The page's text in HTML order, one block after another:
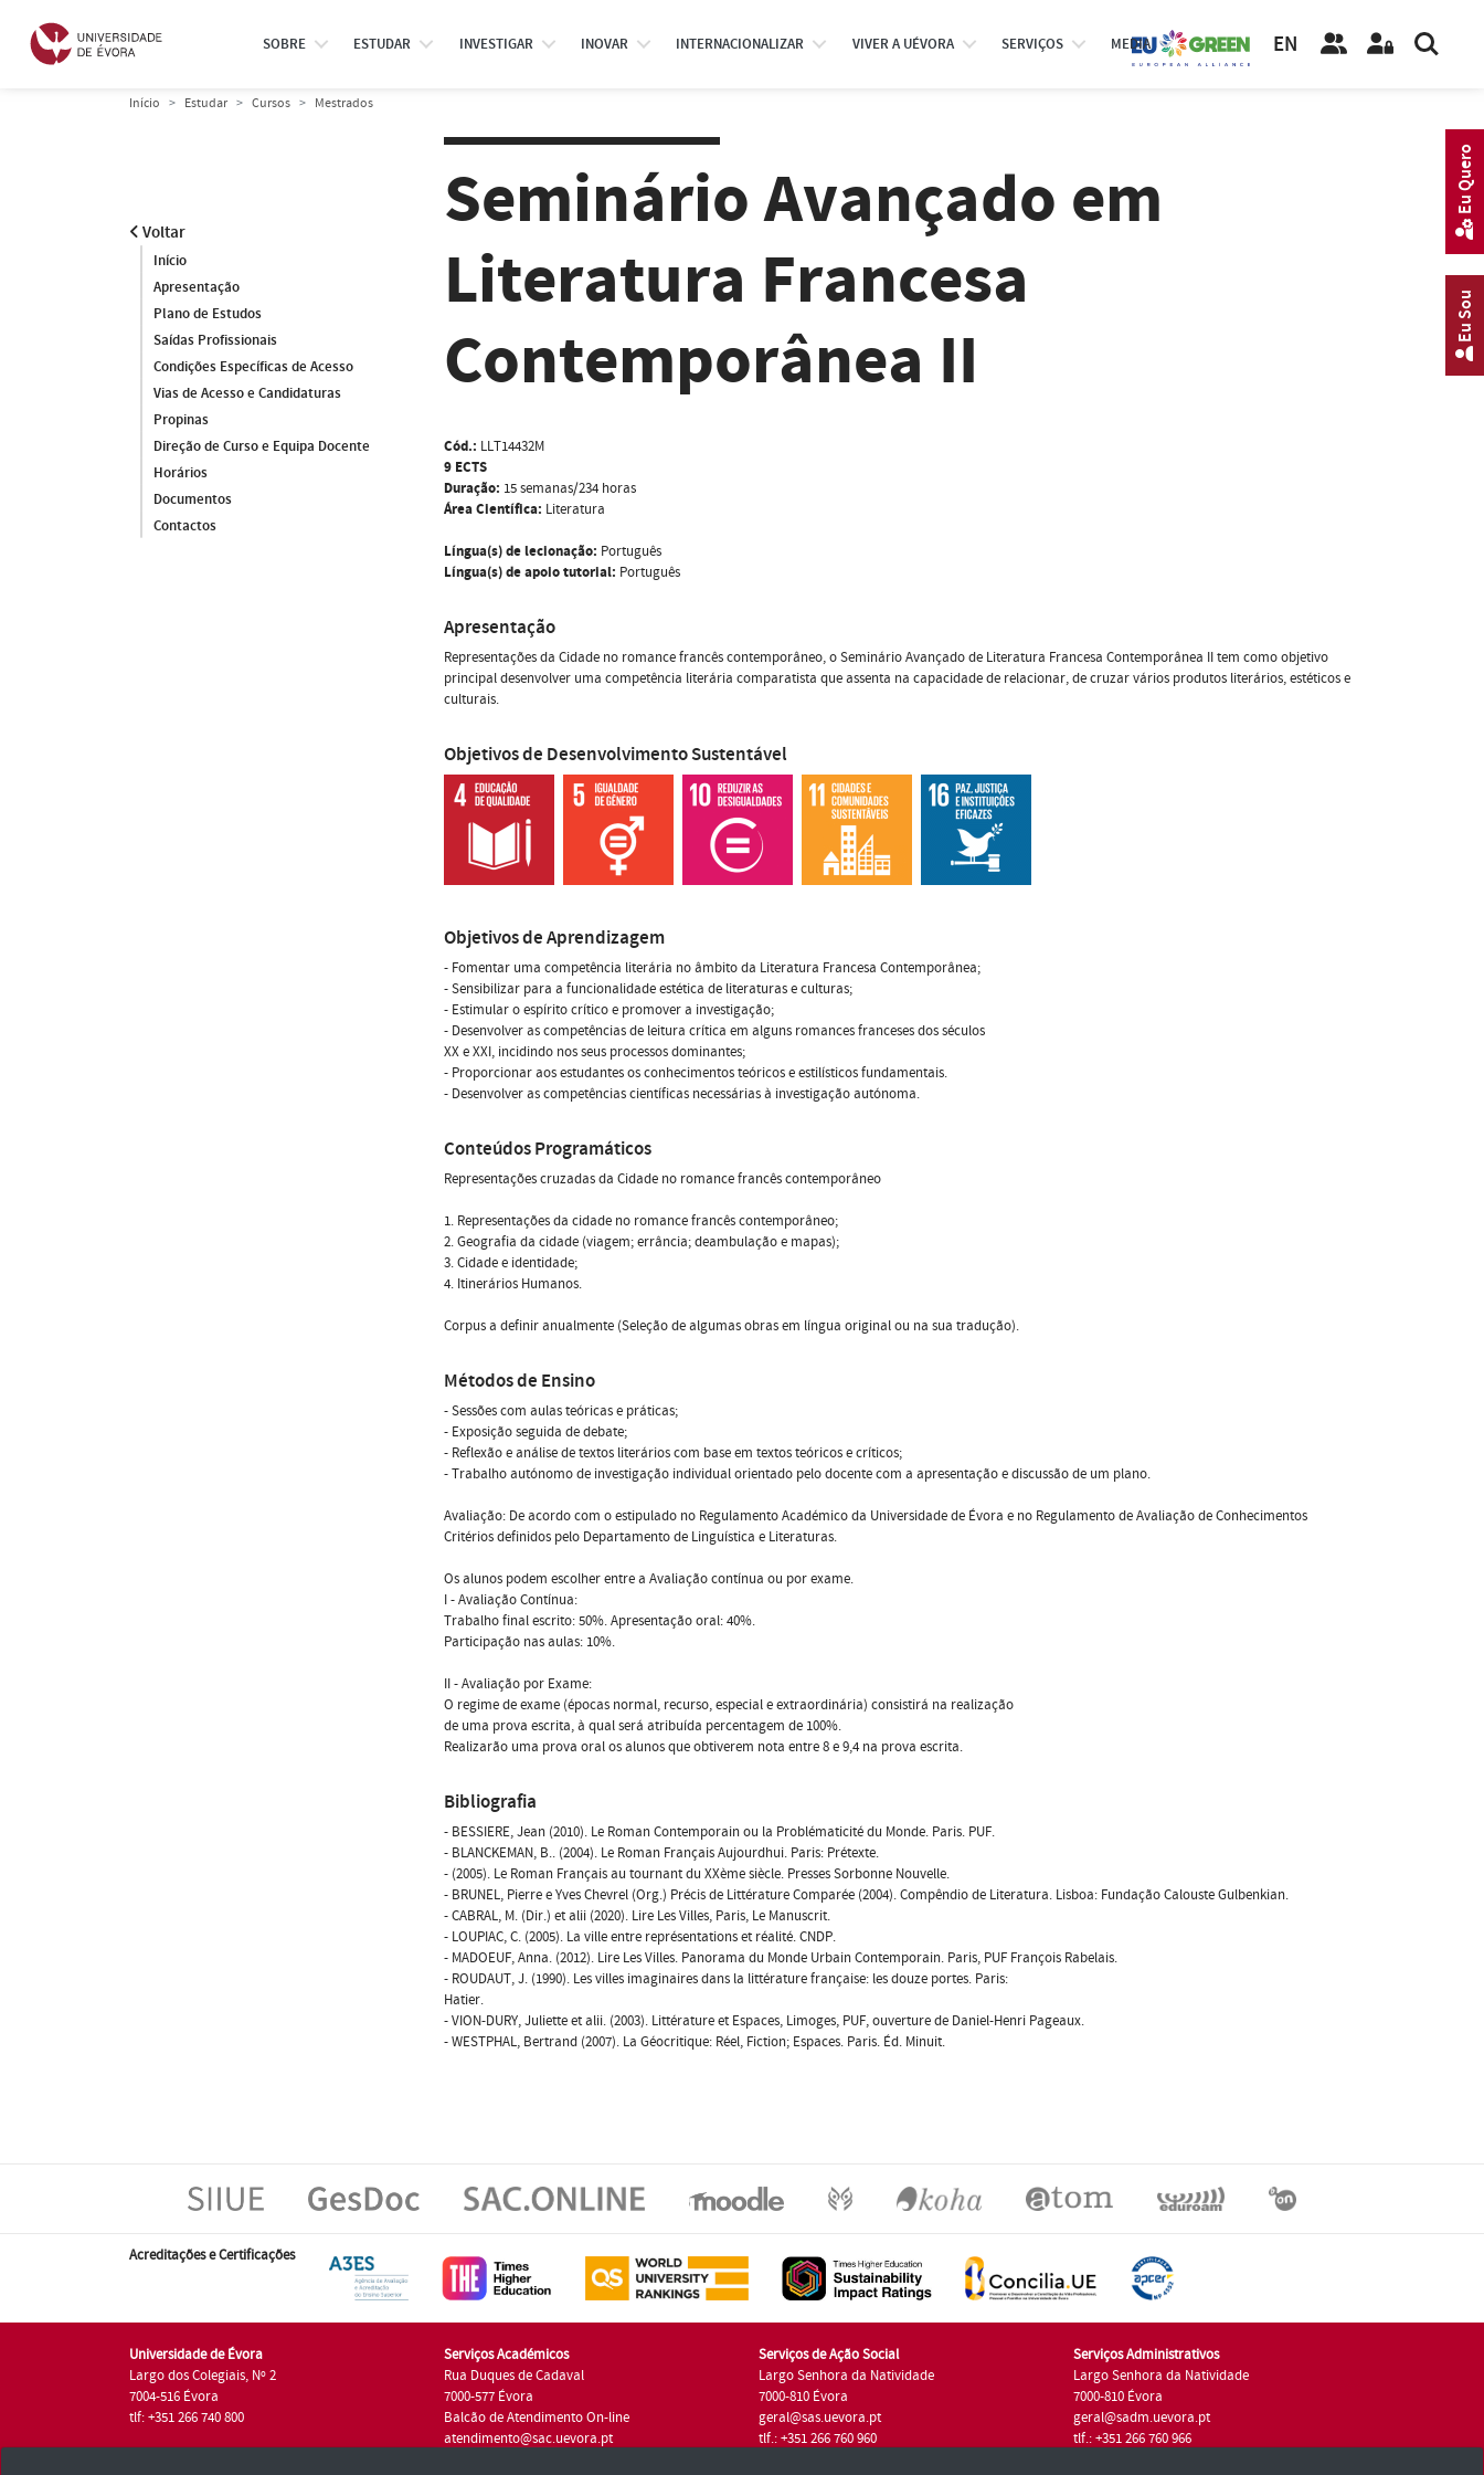
SOBRE ESTUDAR INVESTIGAR INOVAR INTERNACIONALIZAR VIVER A UÉVORA SERVIÇOS MEDIA EN
Início Estudar Cursos Mestrados
Voltar
Início
Apresentação
Plano de Estudos
Saídas Profissionais
Condições Específicas de Acesso
Vias de Acesso e Candidaturas
Propinas
Direção de Curso e Equipa Docente
Horários
Documentos
Contactos
Seminário Avançado em
Literatura Francesa
Contemporânea II
Cód.: LLT14432M
9 ECTS
Duração: 15 semanas/234 horas
Área Científica: Literatura
Língua(s) de lecionação: Português
Língua(s) de apoio tutorial: Português
Apresentação
Representações da Cidade no romance francês contemporâneo, o Seminário Avançado de Literatura Francesa Contemporânea II tem como objetivo
principal desenvolver uma competência literária comparatista que assenta na capacidade de relacionar, de cruzar vários produtos literários, estéticos e
culturais.
Objetivos de Desenvolvimento Sustentável
Objetivos de Aprendizagem
- Fomentar uma competência literária no âmbito da Literatura Francesa Contemporânea;
- Sensibilizar para a funcionalidade estética de literaturas e culturas;
- Estimular o espírito crítico e promover a investigação;
- Desenvolver as competências de leitura crítica em alguns romances franceses dos séculos
XX e XXI, incidindo nos seus processos dominantes;
- Proporcionar aos estudantes os conhecimentos teóricos e estilísticos fundamentais.
- Desenvolver as competências científicas necessárias à investigação autónoma.
Conteúdos Programáticos
Representações cruzadas da Cidade no romance francês contemporâneo
1. Representações da cidade no romance francês contemporâneo;
2. Geografia da cidade (viagem; errância; deambulação e mapas);
3. Cidade e identidade;
4. Itinerários Humanos.
Corpus a definir anualmente (Seleção de algumas obras em língua original ou na sua tradução).
Métodos de Ensino
- Sessões com aulas teóricas e práticas;
- Exposição seguida de debate;
- Reflexão e análise de textos literários com base em textos teóricos e críticos;
- Trabalho autónomo de investigação individual orientado pelo docente com a apresentação e discussão de um plano.
Avaliação: De acordo com o estipulado no Regulamento Académico da Universidade de Évora e no Regulamento de Avaliação de Conhecimentos 
Critérios definidos pelo Departamento de Linguística e Literaturas.
Os alunos podem escolher entre a Avaliação contínua ou por exame.
I - Avaliação Contínua:
Trabalho final escrito: 50%. Apresentação oral: 40%.
Participação nas aulas: 10%.
II - Avaliação por Exame:
O regime de exame (épocas normal, recurso, especial e extraordinária) consistirá na realização
de uma prova escrita, à qual será atribuída percentagem de 100%.
Realizarão uma prova oral os alunos que obtiverem nota entre 8 e 9,4 na prova escrita.
Bibliografia
- BESSIERE, Jean (2010). Le Roman Contemporain ou la Problématicité du Monde. Paris. PUF.
- BLANCKEMAN, B.. (2004). Le Roman Français Aujourdhui. Paris: Prétexte.
- (2005). Le Roman Français au tournant du XXème siècle. Presses Sorbonne Nouvelle.
- BRUNEL, Pierre e Yves Chevrel (Org.) Précis de Littérature Comparée (2004). Compêndio de Literatura. Lisboa: Fundação Calouste Gulbenkian.
- CABRAL, M. (Dir.) et alii (2020). Lire Les Villes, Paris, Le Manuscrit.
- LOUPIAC, C. (2005). La ville entre représentations et réalité. CNDP.
- MADOEUF, Anna. (2012). Lire Les Villes. Panorama du Monde Urbain Contemporain. Paris, PUF François Rabelais.
- ROUDAUT, J. (1990). Les villes imaginaires dans la littérature française: les douze portes. Paris:
Hatier.
- VION-DURY, Juliette et alii. (2003). Littérature et Espaces, Limoges, PUF, ouverture de Daniel-Henri Pageaux.
- WESTPHAL, Bertrand (2007). La Géocritique: Réel, Fiction; Espaces. Paris. Éd. Minuit.
Acreditações e Certificações
Universidade de Évora
Largo dos Colegiais, Nº 2
7004-516 Évora
tlf: +351 266 740 800
Serviços Académicos
Rua Duques de Cadaval
7000-577 Évora
Balcão de Atendimento On-line
atendimento@sac.uevora.pt
Serviços de Ação Social
Largo Senhora da Natividade
7000-810 Évora
geral@sas.uevora.pt
tlf.: +351 266 760 960
Serviços Administrativos
Largo Senhora da Natividade
7000-810 Évora
geral@sadm.uevora.pt
tlf.: +351 266 760 966
Eu Sou
Eu Quero